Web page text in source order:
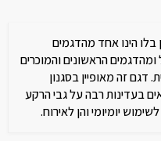
הינו אחד מהדגמים
הראשונים והמוכרים
דגם זה מאופיין בסגנון
בעדינות רבה על גבי הרקע
יומיומי והן לאירוח.